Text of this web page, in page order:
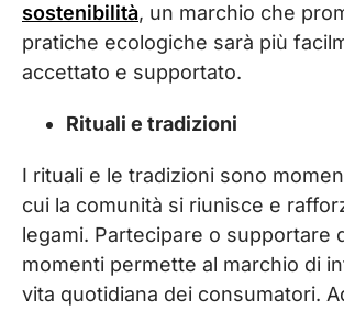
sostenibilità, un marchio che
pratiche ecologiche sarà più
accettato e supportato.
Rituali e tradizioni
I rituali e le tradizioni sono
cui la comunità si riunisce e
legami. Partecipare o supportare
momenti permette al marchio di
vita quotidiana dei consumatori.